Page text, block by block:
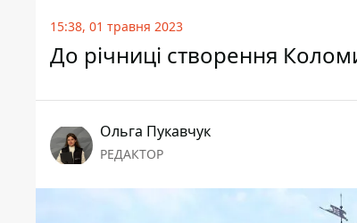
15:38, 01 травня 2023
До річниці створення
Ольга Пукавчук
РЕДАКТОР